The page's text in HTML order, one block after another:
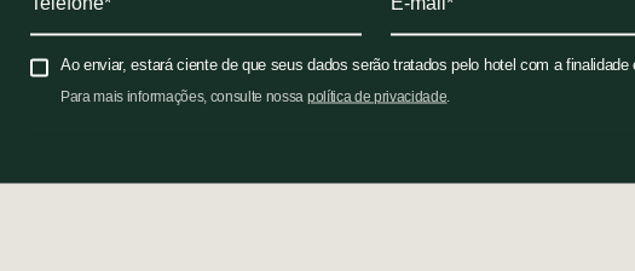
Ao enviar, estará ciente de que seus dados serão tratados pelo hotel com a
Para mais informações, consulte nossa política de privacidade